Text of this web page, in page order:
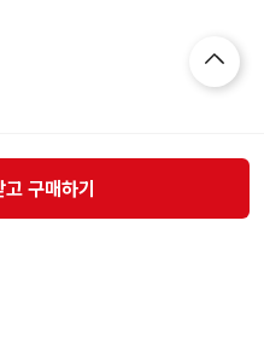
구매하기